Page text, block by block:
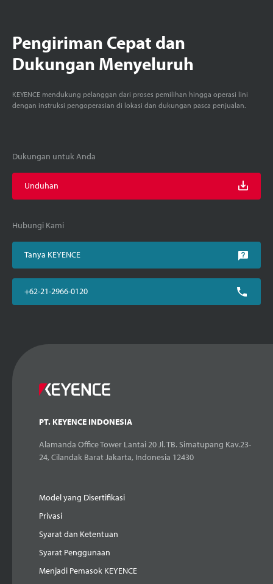
Pengiriman Cepat dan
Dukungan Menyeluruh
KEYENCE mendukung pelanggan dari proses pemilihan hingga operasi lini
dengan instruksi pengoperasian di lokasi dan dukungan pasca penjualan.
Dukungan untuk Anda
Unduhan
Hubungi Kami
Tanya KEYENCE
+62-21-2966-0120
PT. KEYENCE INDONESIA
Alamanda Office Tower Lantai 20 Jl. TB. Simatupang Kav.23-
24, Cilandak Barat Jakarta, Indonesia 12430
Model yang Disertifikasi
Privasi
Syarat dan Ketentuan
Syarat Penggunaan
Menjadi Pemasok KEYENCE